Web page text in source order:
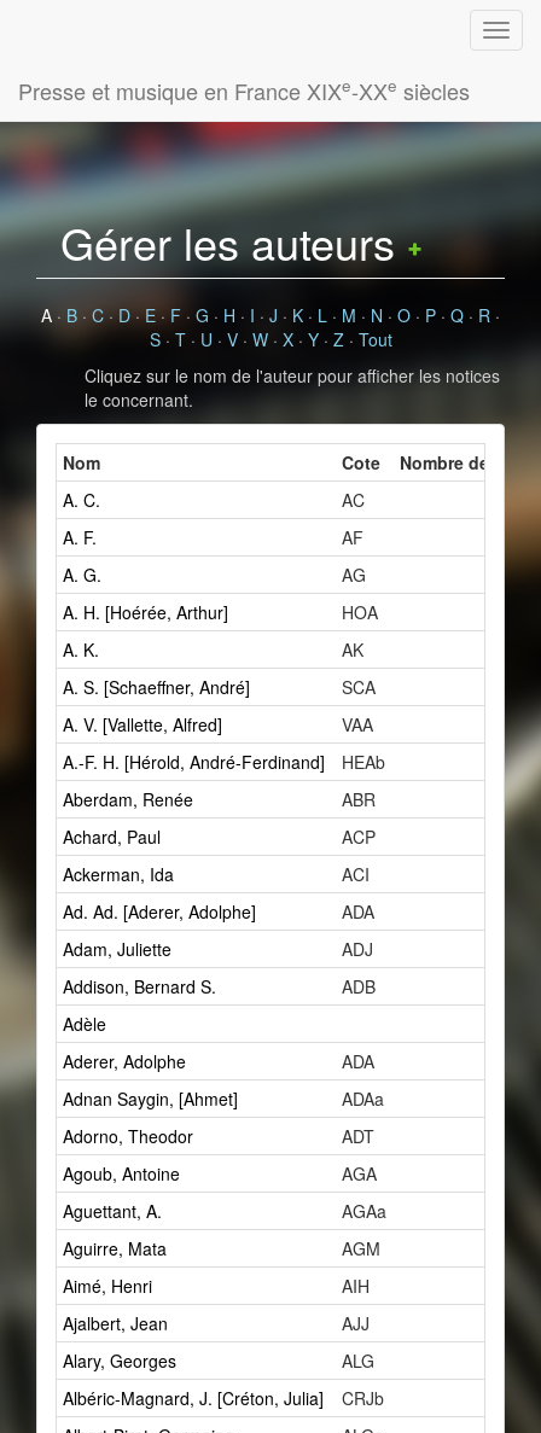
Presse et musique en France XIXe-XXe siècles
Gérer les auteurs
A · B · C · D · E · F · G · H · I · J · K · L · M · N · O · P · Q · R ·
S· T· U · V· W· X· Y· Z· Tout
Cliquez sur le nom de l'auteur pour afficher les notices
le concernant.
Nom Cote
Nombre de
A. C.
AC
A. F.
AF
A. G.
AG
A. H. [Hoérée, Arthur]
HOA
A. K.
AK
A. S. [Schaeffner, André]
SCA
A. V. [Vallette, Alfred]
VAA
A.-F. H. [Hérold, André-Ferdinand]
HEAb
Aberdam, Renée
ABR
Achard, Paul
ACP
Ackerman, Ida
ACI
Ad. Ad. [Aderer, Adolphe]
ADA
Adam, Juliette
ADJ
Addison, Bernard S.
ADB
Adèle
Aderer, Adolphe
ADA
Adnan Saygin, [Ahmet]
ADAa
Adorno, Theodor
ADT
Agoub, Antoine
AGA
Aguettant, A.
AGAa
Aguirre, Mata
AGM
Aimé, Henri
AIH
Ajalbert, Jean
AJJ
Alary, Georges
ALG
Albéric-Magnard, J. [Créton, Julia]
CRJb